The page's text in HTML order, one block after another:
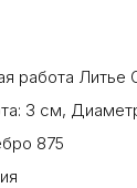
работа Литье
3 см,
875